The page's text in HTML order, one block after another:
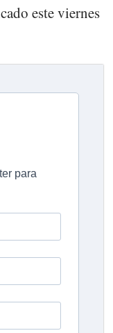
este viernes